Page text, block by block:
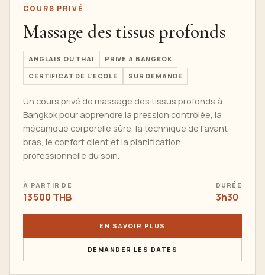
COURS PRIVÉ
Massage des tissus profonds
ANGLAIS OU THAI PRIVE A BANGKOK
CERTIFICAT DE L'ECOLE SUR DEMANDE
Un cours privé de massage des tissus profonds à
Bangkok pour apprendre la pression contrôlée, la
mécanique corporelle sûre, la technique de l'avant-
bras, le confort client et la planification
professionnelle du soin.
À PARTIR DE
13 500 THB
DURÉE
3h30
EN SAVOIR PLUS
DEMANDER LES DATES